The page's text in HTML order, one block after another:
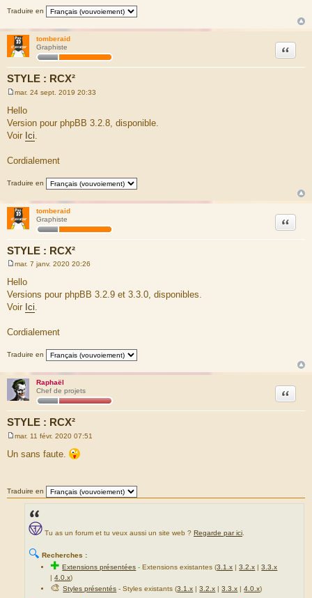
Traduire en
tomberaid
Graphiste
STYLE : RCX²
Citation
e
s
s
a
g
mar. 24 sept. 2019 20:33
Hello
Version pour phpBB 3.2.8, disponible.
Voir Ici
Cordialement
Traduire en
tomberaid
Graphiste
STYLE : RCX²
Citation
e
s
s
a
g
mar. 7 janv. 2020 20:26
Hello
Versions pour phpBB 3.2.9 et 3.3.0, disponibles.
Voir Ici.
Cordialement
Traduire en
Raphaël
Chef de projets
STYLE : RCX²
Citation
s
e
mar. 11 févr. 2020 07:51
Un sans faute.
Traduire en
Tu as un forum et tu veux aussi un site web ? Regarde par ici
🔍 Recherches :
✚Extensions présentées -Extensions existantes (3.1.x |3.2.x |3.3.x
|4.0.x)
🎨Styles présentés - Styles existants (3.1.x |3.2.x |3.3.x |4.0.x)